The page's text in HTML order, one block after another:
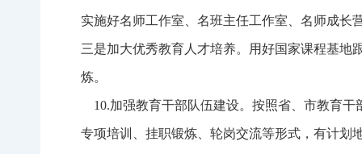
实施好名师工作室、名班主任工作室、名师成长
三是加大优秀教育人才培养。用好国家课程基地
炼。
10.加强教育干部队伍建设。按照省、市教育干
专项培训、挂职锻炼、轮岗交流等形式，有计划